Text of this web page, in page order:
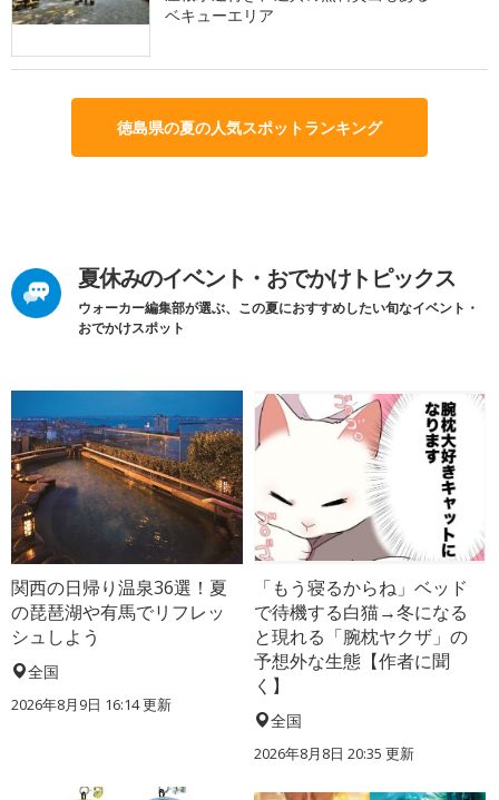
ベキューエリア
徳島県の夏の人気スポットランキング
夏休みのイベント・おでかけトピックス
ウォーカー編集部が選ぶ、この夏におすすめしたい旬なイベント・
おでかけスポット
関西の日帰り温泉36選！夏
の琵琶湖や有馬でリフレッ
シュしよう
全国
2026年8月9日 16:14更新
「もう寝るからね」ベッド
で待機する白猫→冬になる
と現れる「腕枕ヤクザ」の
予想外な生態【作者に聞
く】
全国
2026年8月8日 20:35 更新